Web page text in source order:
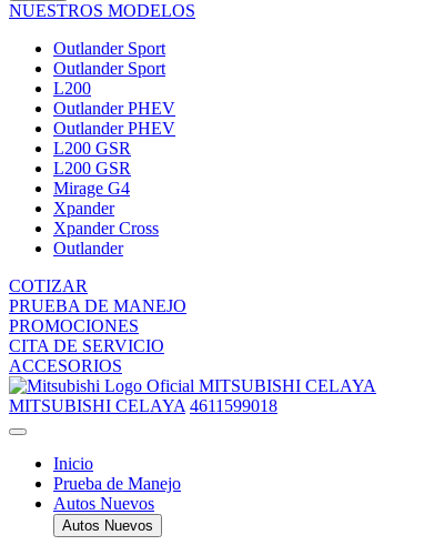
NUESTROS MODELOS
Outlander Sport
Outlander Sport
L200
Outlander PHEV
Outlander PHEV
L200 GSR
L200 GSR
Mirage G4
Xpander
Xpander Cross
Outlander
COTIZAR
PRUEBA DE MANEJO
PROMOCIONES
CITA DE SERVICIO
ACCESORIOS
MITSUBISHI CELAYA
MITSUBISHI CELAYA 4611599018
Inicio
Prueba de Manejo
Autos Nuevos
Autos Nuevos